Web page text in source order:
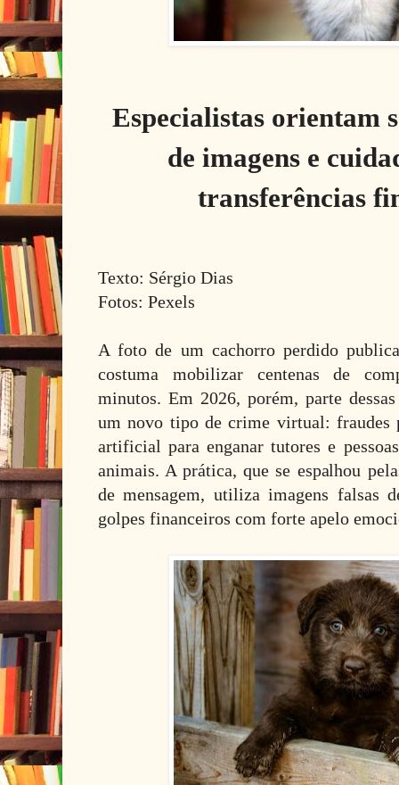
Especialistas orientam
de imagens e
transferências
Texto: Sérgio Dias
Fotos: Pexels
A foto de um cachorro perdido
costuma mobilizar centenas de
minutos. Em 2026, porém, parte
um novo tipo de crime virtual: fraudes
artificial para enganar tutores e
animais. A prática, que se espalhou
de mensagem, utiliza imagens falsas
golpes financeiros com forte apelo